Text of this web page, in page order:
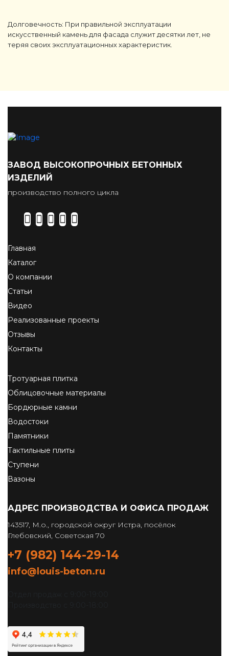
Долговечность: При правильной эксплуатации
искусственный камень для фасада служит десятки лет, не
теряя своих эксплуатационных характеристик.
ЗАВОД ВЫСОКОПРОЧНЫХ БЕТОННЫХ
ИЗДЕЛИЙ
производство полного цикла
Главная
Каталог
О компании
Статьи
Видео
Реализованные проекты
Отзывы
Контакты
Тротуарная плитка
Облицовочные материалы
Бордюрные камни
Водостоки
Памятники
Тактильные плиты
Ступени
Вазоны
АДРЕС ПРОИЗВОДСТВА И ОФИСА ПРОДАЖ
143517, М.о., городской округ Истра, посёлок
Глебовский, Советская 70
+7 (982) 144-29-14
info@louis-beton.ru